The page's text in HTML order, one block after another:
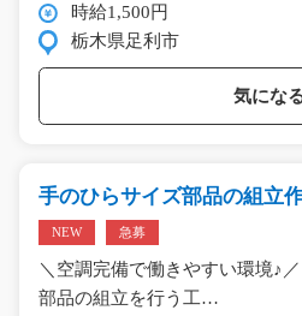
時給1,500円
栃木県足利市
気にな
手のひらサイズ部品の組立
NEW 急募
＼空調完備で働きやすい環境♪
部品の組立を行う工…